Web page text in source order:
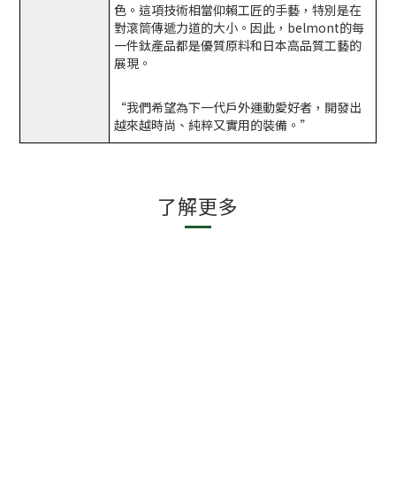
色。這項技術相當仰賴工匠的手藝，特別是在
對滾筒傳遞力道的大小。因此，belmont的每
一件鈦產品都是優質原料和日本高品質工藝的
展現。
“我們希望為下一代戶外運動愛好者，開發出
越來越時尚、純粹又實用的裝備。”
了解更多